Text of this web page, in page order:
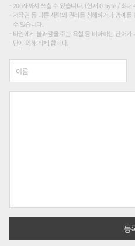
200자까지 쓰실 수 있습니다. (현재 0 byte / 최대
저작권 등 다른 사람의 권리를 침해하거나 명예
수 있습니다.
타인에게 불쾌감을 주는 욕설 등 비하하는 단어
단에 의해 삭제 합니다.